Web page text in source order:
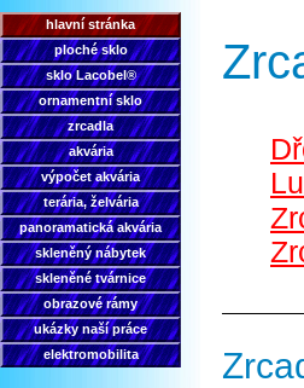
hlavní stránka
ploché sklo
sklo Lacobel®
ornamentní sklo
zrcadla
akvária
výpočet akvária
terária, želvária
panoramatická akvária
skleněný nábytek
skleněné tvárnice
obrazové rámy
ukázky naší práce
elektromobilita